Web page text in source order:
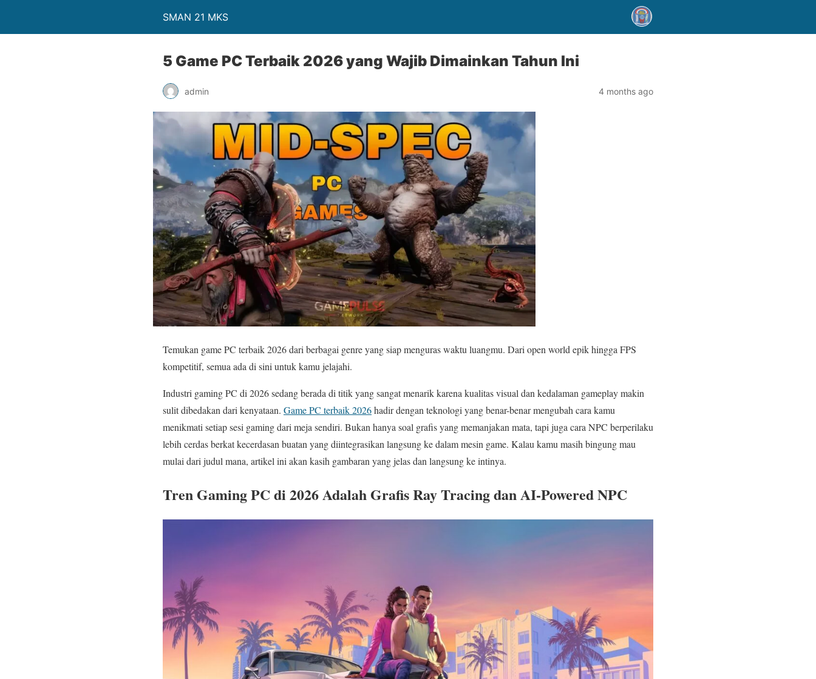
SMAN 21 MKS
5 Game PC Terbaik 2026 yang Wajib Dimainkan Tahun Ini
admin 4 months ago
Temukan game PC terbaik 2026 dari berbagai genre yang siap menguras waktu luangmu. Dari open world epik hingga FPS
kompetitif, semua ada di sini untuk kamu jelajahi.
Industri gaming PC di 2026 sedang berada di titik yang sangat menarik karena kualitas visual dan kedalaman gameplay makin
sulit dibedakan dari kenyataan. Game PC terbaik 2026hadir dengan teknologi yang benar-benar mengubah cara kamu
menikmati setiap sesi gaming dari meja sendiri. Bukan hanya soal grafis yang memanjakan mata, tapi juga cara NPC berperilaku
lebih cerdas berkat kecerdasan buatan yang diintegrasikan langsung ke dalam mesin game. Kalau kamu masih bingung mau
mulai dari judul mana, artikel ini akan kasih gambaran yang jelas dan langsung ke intinya.
Tren Gaming PC di 2026 Adalah Grafis Ray Tracing dan AI-Powered NPC